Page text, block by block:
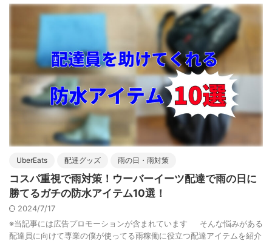
UberEats 配達グッズ 雨の日・雨対策
コスパ重視で雨対策！ウーバーイーツ配達で雨の日に
勝てるガチの防水アイテム10選！
2024/7/17
※当記事には広告プロモーションが含まれています そんな悩みがある
配達員に向けて専業の僕が使ってる雨稼働に役立つ配達アイテムを紹介